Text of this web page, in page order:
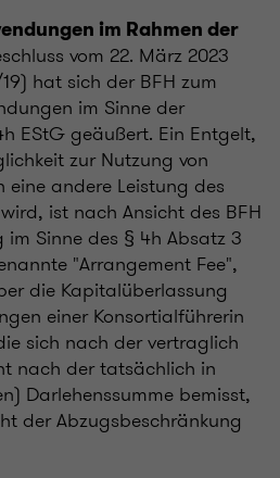
im Rahmen der
vom 22. März 2023
hat sich der BFH zum
im Sinne der
EStG geäußert. Ein Entgelt,
zur Nutzung von
andere Leistung des
ist nach Ansicht des BFH
Sinne des § 4h Absatz 3
"Arrangement Fee",
die Kapitalüberlassung
einer Konsortialführerin
sich nach der vertraglich
nach der tatsächlich in
Darlehenssumme bemisst,
der Abzugsbeschränkung